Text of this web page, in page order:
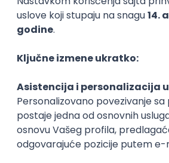
07.08.2026.
Linux IIS Windows Server VMware
TCP/IP
POSLOVI NA MAIL
KATEGORIJA
TEHNOLOGIJA
POSLODAVAC
GRAD
SENIORITET
NAČIN RADA